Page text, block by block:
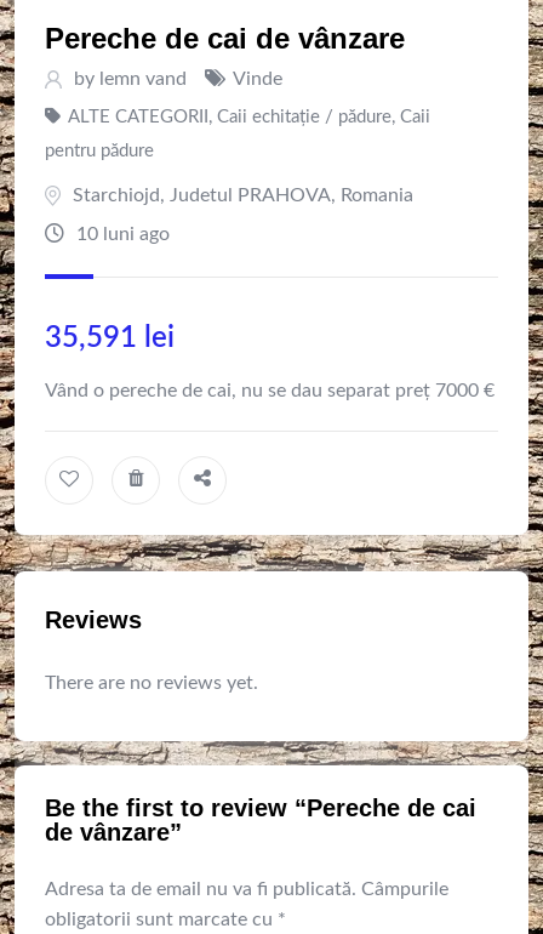
Pereche de cai de vânzare
by lemn vand Vinde
ALTE CATEGORII , Caii echitație / pădure, Caii
pentru pădure
Starchiojd, Judetul PRAHOVA, Romania
10 luni ago
35,591 lei
Vând o pereche de cai, nu se dau separat preț 7000 €
Reviews
There are no reviews yet.
Be the first to review “Pereche de cai
de vânzare”
Adresa ta de email nu va fi publicată. Câmpurile
obligatorii sunt marcate cu *